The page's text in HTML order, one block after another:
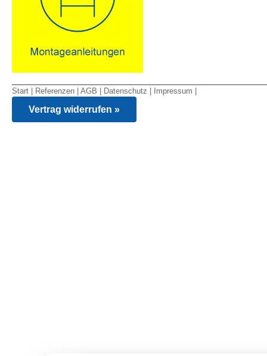
Start Referenzen AGB Datenschutz Impressum
Vertrag widerrufen »